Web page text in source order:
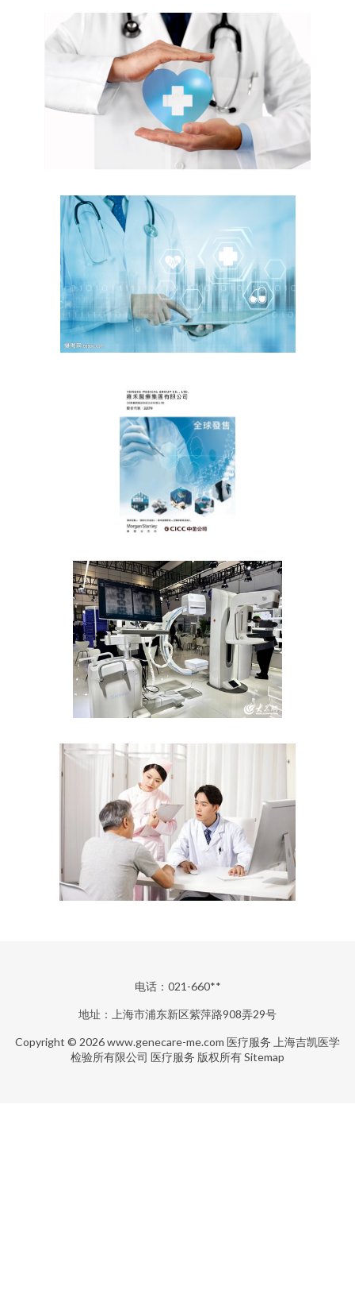
电话：021-660**
地址：上海市浦东新区紫萍路908弄29号
Copyright © 2026www.genecare-me.com 医疗服务 上海吉凯医学
检验所有限公司 医疗服务 版权所有Sitemap